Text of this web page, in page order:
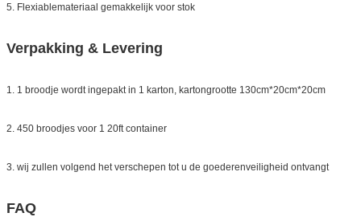
5. Flexiablemateriaal gemakkelijk voor stok
Verpakking & Levering
1. 1 broodje wordt ingepakt in 1 karton, kartongrootte 130cm*20cm*20cm
2. 450 broodjes voor 1 20ft container
3. wij zullen volgend het verschepen tot u de goederenveiligheid ontvangt
FAQ